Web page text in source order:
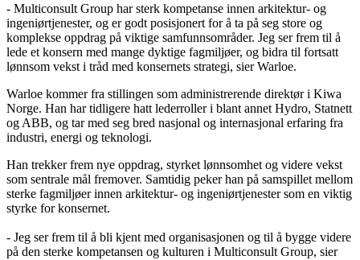
- Multiconsult Group har sterk kompetanse innen arkitektur- og
ingeniørtjenester, og er godt posisjonert for å ta på seg store og
komplekse oppdrag på viktige samfunnsområder. Jeg ser frem til å
lede et konsern med mange dyktige fagmiljøer, og bidra til fortsatt
lønnsom vekst i tråd med konsernets strategi, sier Warloe.
Warloe kommer fra stillingen som administrerende direktør i Kiwa
Norge. Han har tidligere hatt lederroller i blant annet Hydro, Statnett
og ABB, og tar med seg bred nasjonal og internasjonal erfaring fra
industri, energi og teknologi.
Han trekker frem nye oppdrag, styrket lønnsomhet og videre vekst
som sentrale mål fremover. Samtidig peker han på samspillet mellom
sterke fagmiljøer innen arkitektur- og ingeniørtjenester som en viktig
styrke for konsernet.
- Jeg ser frem til å bli kjent med organisasjonen og til å bygge videre
på den sterke kompetansen og kulturen i Multiconsult Group, sier